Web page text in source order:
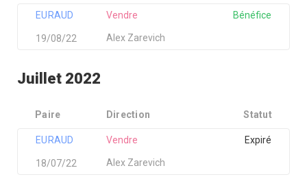
EURAUD
Alex Zarevich
Vendre
19/08/22
Bénéfice
Juillet 2022
Paire Direction Statut
EURAUD
Alex Zarevich
Vendre
18/07/22
Expiré